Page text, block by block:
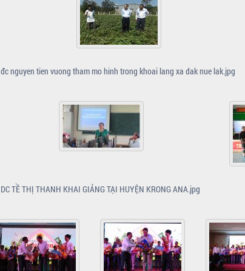
đc nguyen tien vuong tham mo hinh trong khoai lang xa dak nue lak.jpg
DC TỀ THỊ THANH KHAI GIẢNG TẠI HUYỆN KRONG ANA.jpg